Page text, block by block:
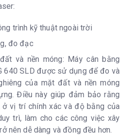
trình kỹ thuật ngoài trời
đo đạc
và nền móng: Máy cân bằng
640 SLD được sử dụng để đo và
của mặt đất và nền móng
Điều này giúp đảm bảo rằng
vị trí chính xác và độ bằng của
trì, làm cho các công việc xây
nên dễ dàng và đồng đều hơn.